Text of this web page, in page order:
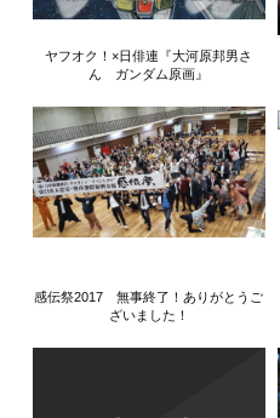
ヤフオク！×日俳連『大河原邦男さ
ん ガンダム原画』
感伝祭2017 無事終了！ありがとうご
ざいました！